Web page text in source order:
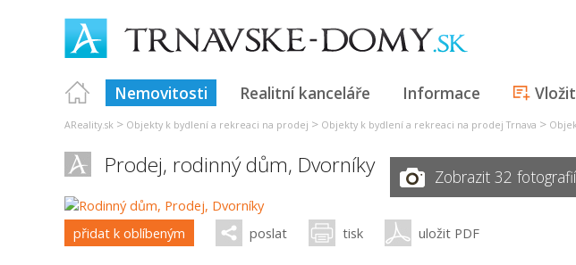
Nemovitosti Realitní kanceláře Informace
AReality.sk > Objekty k bydlení a rekreaci na prodej > Objekty k bydlení a rekreaci na prodej Trnava >
Prodej, rodinný dům, Dvorníky Zobrazit 32
přidat k oblíbeným poslat tisk uložit PDF